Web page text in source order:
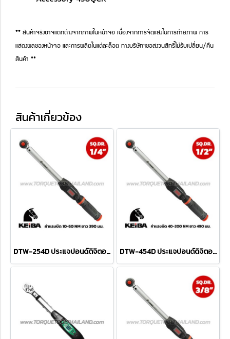
** สินค้าจริงอาจแตกต่างจากภาพในหน้าจอ เนื่องจากการจัดแสงในการถ่ายภาพ การ
แสดงผลของหน้าจอ และการผลิตในแต่ละล็อต ทางบริษัทฯขอสงวนสิทธิ์ไม่รับเปลี่ยน/คืน
สินค้า **
สินค้าเกี่ยวข้อง
DTW-254D ประแจปอนด์ดิจิตอล SQ.DR.1/4" KEIBA (10-50 NM) ยาว 390 มม. DTW-454D ประแจปอนด์ดิจิตอล SQ.DR.1/2" KEIBA (40-200 NM) ยาว 490 มม.